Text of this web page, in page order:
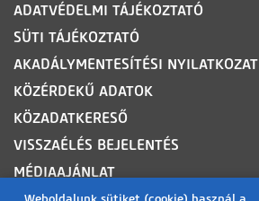
ADATVÉDELMI TÁJÉKOZTATÓ
SÜTI TÁJÉKOZTATÓ
AKADÁLYMENTESÍTÉSI NYILATKOZAT
KÖZÉRDEKŰ ADATOK
KÖZADATKERESŐ
VISSZAÉLÉS BEJELENTÉS
MÉDIAAJÁNLAT